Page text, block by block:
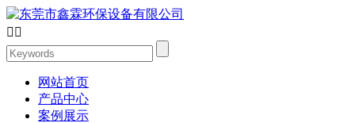
 
网站首页
产品中心
案例展示